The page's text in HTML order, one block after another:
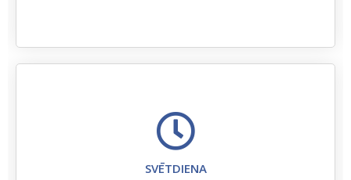
SVĒTDIENA